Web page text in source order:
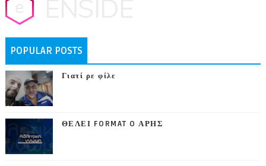
POPULAR POSTS
Γιατί ρε φίλε
ΘΕΛΕΙ FORMAT O ΑΡΗΣ